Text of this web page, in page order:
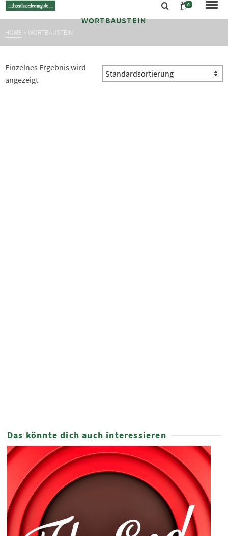
0
WORTBAUSTEIN
HOME » WORTBAUSTEIN
Einzelnes Ergebnis wird
angezeigt
Das könnte dich auch interessieren